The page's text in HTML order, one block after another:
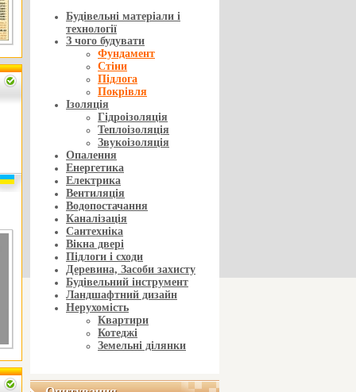
Будівельні матеріали і
технології
З чого будувати
Фундамент
Стіни
Підлога
Покрівля
Ізоляція
Гідроізоляція
Теплоізоляція
Звукоізоляція
Опалення
Енергетика
Електрика
Вентиляція
Водопостачання
Каналізація
Сантехніка
Вікна двері
Підлоги і сходи
Деревина, Засоби захисту
Будівельний інструмент
Ландшафтний дизайн
Нерухомість
Квартири
Котеджі
Земельні ділянки